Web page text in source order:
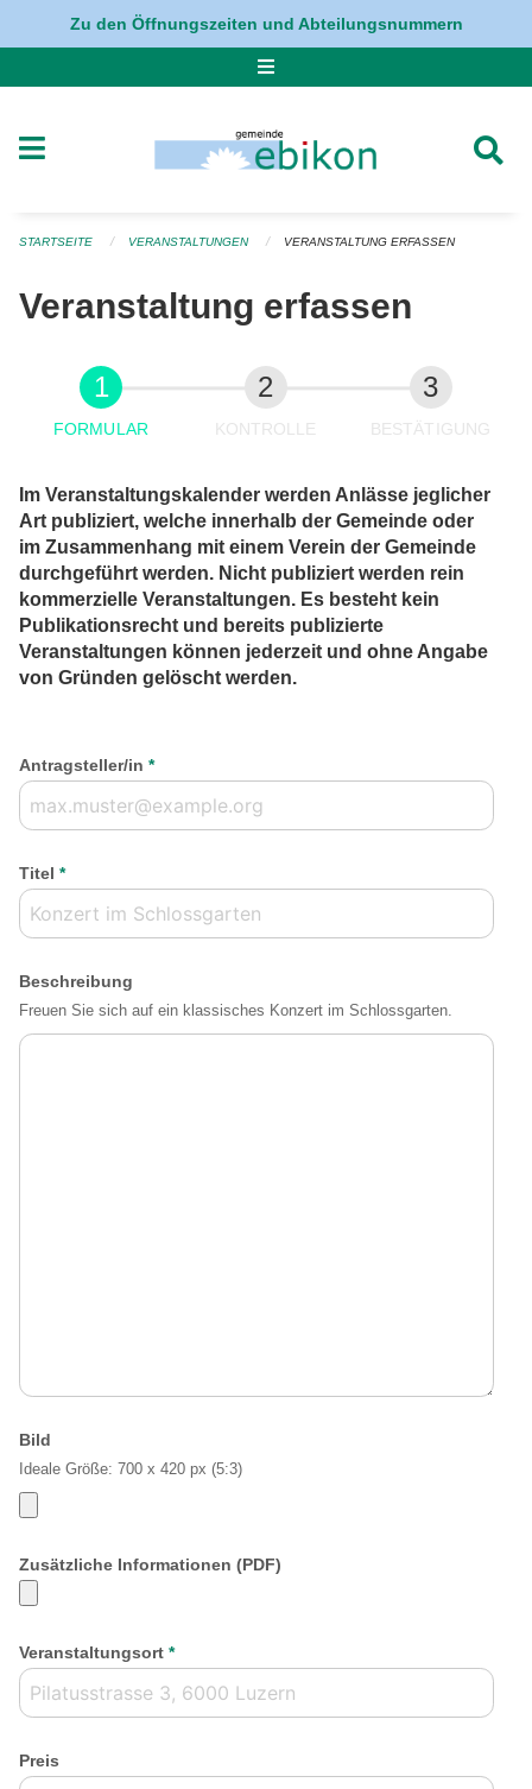
Navigation überspringen
Zu den Öffnungszeiten und Abteilungsnummern
STARTSEITE VERANSTALTUNGEN VERANSTALTUNG ERFASSEN
Veranstaltung erfassen
FORMULAR KONTROLLE BESTÄTIGUNG
Im Veranstaltungskalender werden Anlässe jeglicher
Art publiziert, welche innerhalb der Gemeinde oder
im Zusammenhang mit einem Verein der Gemeinde
durchgeführt werden. Nicht publiziert werden rein
kommerzielle Veranstaltungen. Es besteht kein
Publikationsrecht und bereits publizierte
Veranstaltungen können jederzeit und ohne Angabe
von Gründen gelöscht werden.
Antragsteller/in *
Titel *
Beschreibung
Freuen Sie sich auf ein klassisches Konzert im Schlossgarten.
Bild
Ideale Größe: 700 x 420 px (5:3)
Zusätzliche Informationen (PDF)
Veranstaltungsort *
Preis